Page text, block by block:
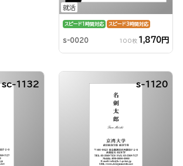
就活
スピード1時間対応 スピード3時間対応
s-0020 100枚 1,870円
sc-1132 s-1120